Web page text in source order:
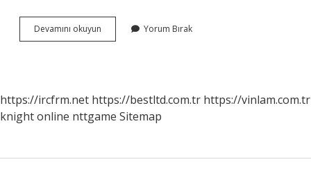
Devamını okuyun
Wip
Yorum Bırak
https://ircfrm.net https://bestltd.com.tr https://vinlam.com.tr
knight online nttgame Sitemap